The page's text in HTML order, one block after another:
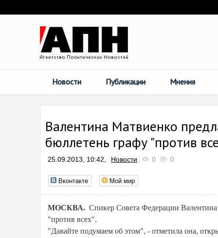
Новости Публикации Мнения
Валентина Матвиенко
бюллетень графу "против
25.09.2013, 10:42, Новости 0 0
Вконтакте Мой мир
МОСКВА. Спикер Совета Федерации
"против всех".
"Давайте подумаем об этом", - отметила она,